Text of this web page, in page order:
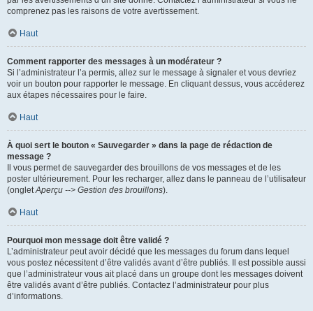
comprenez pas les raisons de votre avertissement.
Haut
Comment rapporter des messages à un modérateur ?
Si l’administrateur l’a permis, allez sur le message à signaler et vous devriez
voir un bouton pour rapporter le message. En cliquant dessus, vous accéderez
aux étapes nécessaires pour le faire.
Haut
À quoi sert le bouton « Sauvegarder » dans la page de rédaction de
message ?
Il vous permet de sauvegarder des brouillons de vos messages et de les
poster ultérieurement. Pour les recharger, allez dans le panneau de l’utilisateur
(ongletAperçu --> Gestion des brouillons).
Haut
Pourquoi mon message doit être validé ?
L’administrateur peut avoir décidé que les messages du forum dans lequel
vous postez nécessitent d’être validés avant d’être publiés. Il est possible aussi
que l’administrateur vous ait placé dans un groupe dont les messages doivent
être validés avant d’être publiés. Contactez l’administrateur pour plus
d’informations.